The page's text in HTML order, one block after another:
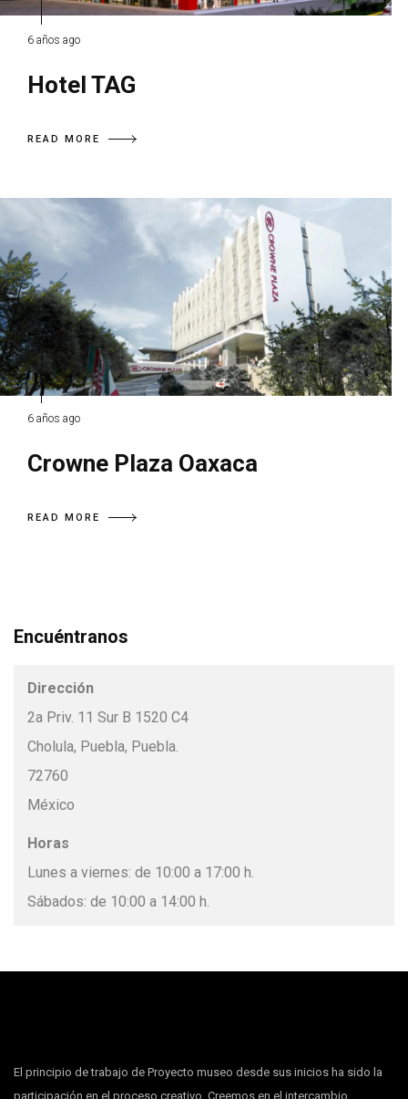
6 años ago
Hotel TAG
READ MORE
6 años ago
Crowne Plaza Oaxaca
READ MORE
Encuéntranos
Dirección
2a Priv. 11 Sur B 1520 C4
Cholula, Puebla, Puebla.
72760
México
Horas
Lunes a viernes: de 10:00 a 17:00 h.
Sábados: de 10:00 a 14:00 h.
El principio de trabajo de Proyecto museo desde sus inicios ha sido la
participación en el proceso creativo. Creemos en el intercambio